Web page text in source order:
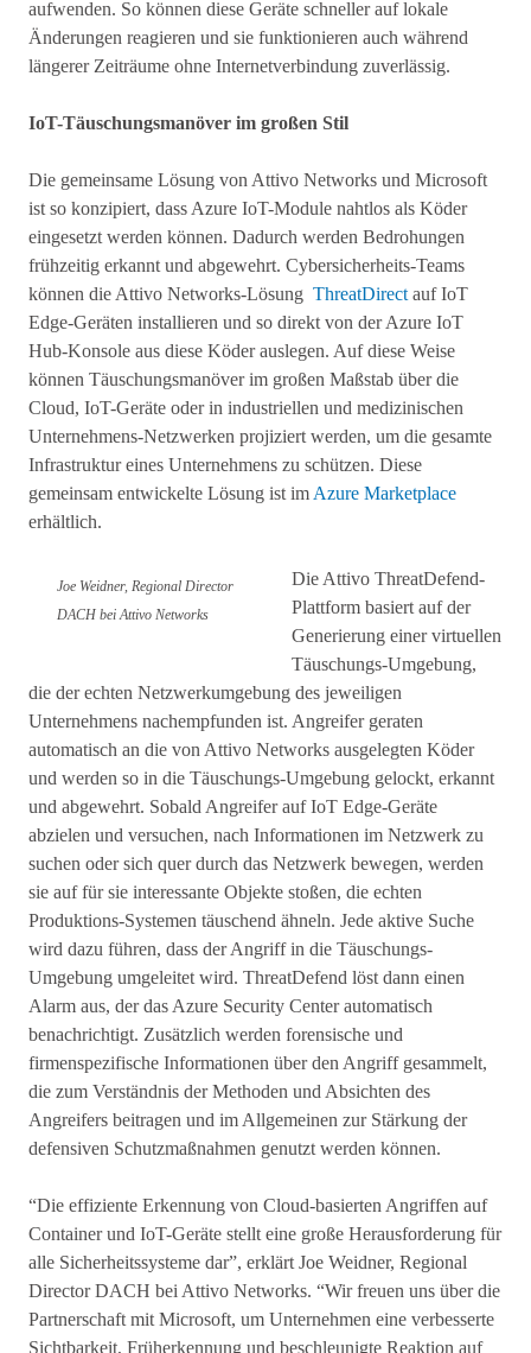
aufwenden. So können diese Geräte schneller auf lokale
Änderungen reagieren und sie funktionieren auch während
längerer Zeiträume ohne Internetverbindung zuverlässig.
IoT-Täuschungsmanöver im großen Stil
Die gemeinsame Lösung von Attivo Networks und Microsoft
ist so konzipiert, dass Azure IoT-Module nahtlos als Köder
eingesetzt werden können. Dadurch werden Bedrohungen
frühzeitig erkannt und abgewehrt. Cybersicherheits-Teams
können die Attivo Networks-Lösung ThreatDirect auf IoT
Edge-Geräten installieren und so direkt von der Azure IoT
Hub-Konsole aus diese Köder auslegen. Auf diese Weise
können Täuschungsmanöver im großen Maßstab über die
Cloud, IoT-Geräte oder in industriellen und medizinischen
Unternehmens-Netzwerken projiziert werden, um die gesamte
Infrastruktur eines Unternehmens zu schützen. Diese
gemeinsam entwickelte Lösung ist im Azure Marketplace
erhältlich.
Joe Weidner, Regional Director
DACH bei Attivo Networks
Die Attivo ThreatDefend-
Plattform basiert auf der
Generierung einer virtuellen
Täuschungs-Umgebung,
die der echten Netzwerkumgebung des jeweiligen
Unternehmens nachempfunden ist. Angreifer geraten
automatisch an die von Attivo Networks ausgelegten Köder
und werden so in die Täuschungs-Umgebung gelockt, erkannt
und abgewehrt. Sobald Angreifer auf IoT Edge-Geräte
abzielen und versuchen, nach Informationen im Netzwerk zu
suchen oder sich quer durch das Netzwerk bewegen, werden
sie auf für sie interessante Objekte stoßen, die echten
Produktions-Systemen täuschend ähneln. Jede aktive Suche
wird dazu führen, dass der Angriff in die Täuschungs-
Umgebung umgeleitet wird. ThreatDefend löst dann einen
Alarm aus, der das Azure Security Center automatisch
benachrichtigt. Zusätzlich werden forensische und
firmenspezifische Informationen über den Angriff gesammelt,
die zum Verständnis der Methoden und Absichten des
Angreifers beitragen und im Allgemeinen zur Stärkung der
defensiven Schutzmaßnahmen genutzt werden können.
“Die effiziente Erkennung von Cloud-basierten Angriffen auf
Container und IoT-Geräte stellt eine große Herausforderung für
alle Sicherheitssysteme dar”, erklärt Joe Weidner, Regional
Director DACH bei Attivo Networks. “Wir freuen uns über die
Partnerschaft mit Microsoft, um Unternehmen eine verbesserte
Sichtbarkeit, Früherkennung und beschleunigte Reaktion auf